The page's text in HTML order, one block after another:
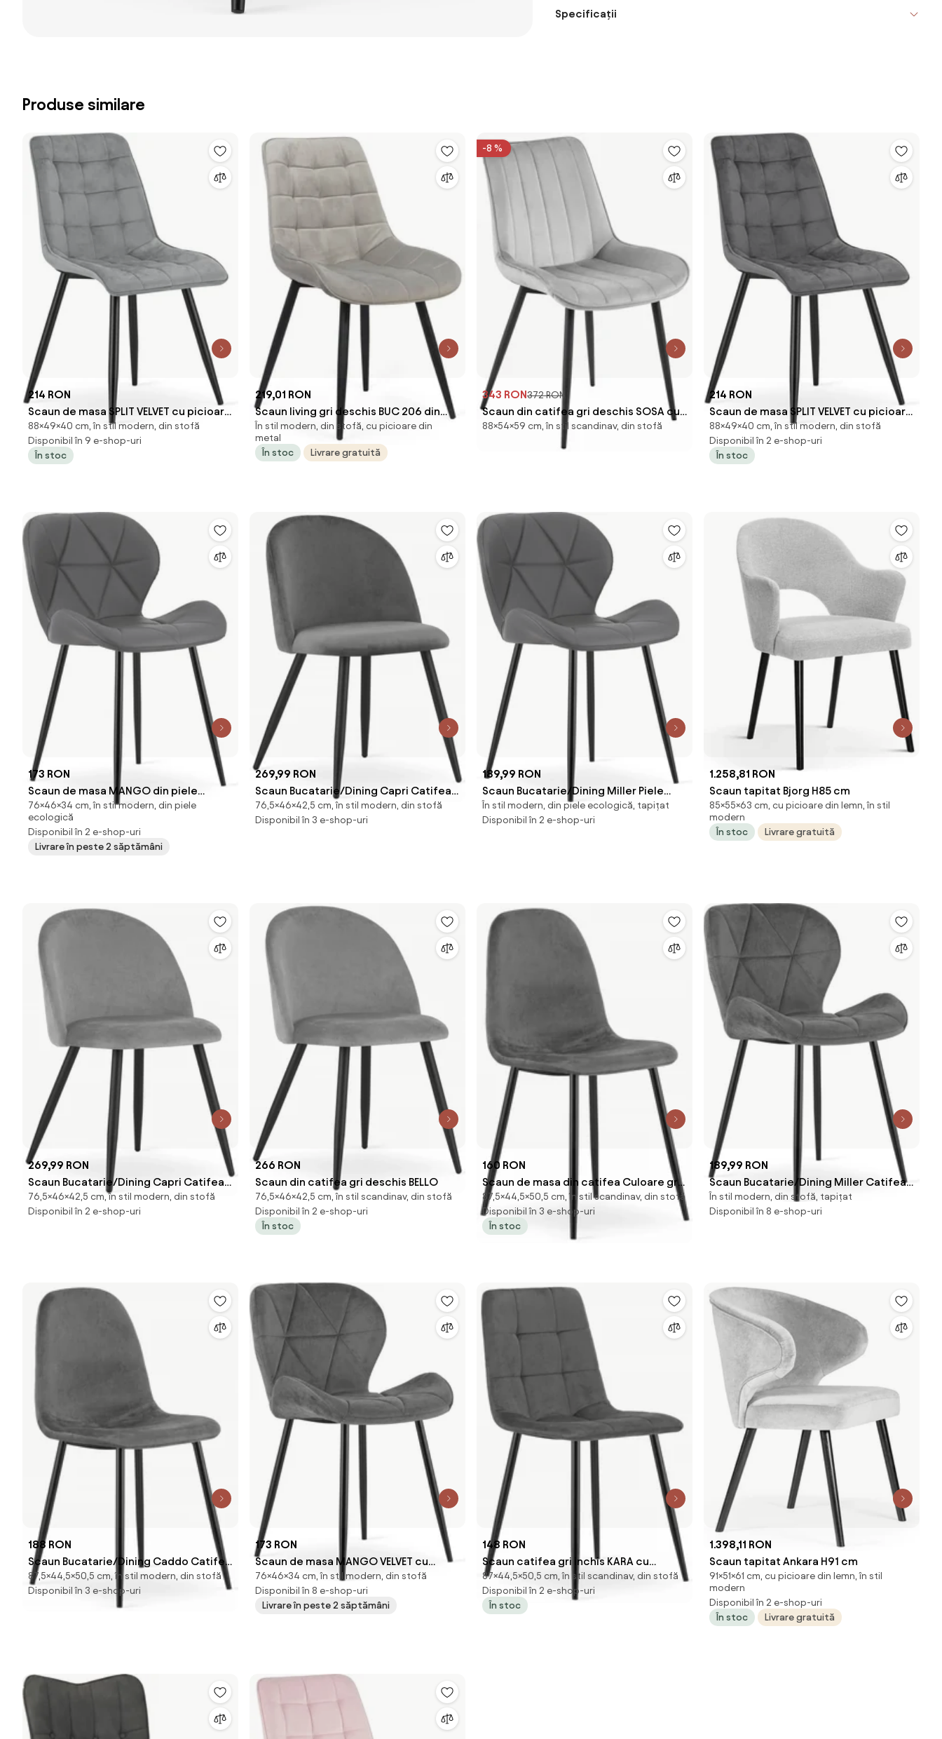
Specificații
Produse similare
214 RON
Scaun de masa SPLIT VELVET cu picioare
negre, gri deschis
88×49×40 cm, în stil modern, din stofă
Disponibil în 9 e-shop-uri
În stoc
219,01 RON
Scaun living gri deschis BUC 206 din
catifea cu cadru metalic rezistent
În stil modern, din stofă, cu picioare din
metal
În stoc
Livrare gratuită
-8 %
343 RON372 RON
Scaun din catifea gri deschis SOSA cu
picioare negre
88×54×59 cm, în stil scandinav, din stofă
214 RON
Scaun de masa SPLIT VELVET cu picioare
negre, gri inchis
88×49×40 cm, în stil modern, din stofă
Disponibil în 2 e-shop-uri
În stoc
173 RON
Scaun de masa MANGO din piele
ecologica cu picioare negre, gri
76×46×34 cm, în stil modern, din piele
ecologică
Disponibil în 2 e-shop-uri
Livrare în peste 2 săptămâni
269,99 RON
Scaun Bucatarie/Dining Capri Catifea
Gri Inchis
76,5×46×42,5 cm, în stil modern, din stofă
Disponibil în 3 e-shop-uri
189,99 RON
Scaun Bucatarie/Dining Miller Piele
Ecologica Gri
În stil modern, din piele ecologică, tapițat
Disponibil în 2 e-shop-uri
1.258,81 RON
Scaun tapitat Bjorg H85 cm
85×55×63 cm, cu picioare din lemn, în stil
modern
În stoc
Livrare gratuită
269,99 RON
Scaun Bucatarie/Dining Capri Catifea
Gri
76,5×46×42,5 cm, în stil modern, din stofă
Disponibil în 2 e-shop-uri
266 RON
Scaun din catifea gri deschis BELLO
76,5×46×42,5 cm, în stil scandinav, din stofă
Disponibil în 2 e-shop-uri
În stoc
160 RON
Scaun de masa din catifea Culoare gri
inchis cu picioare negre, COMO
87,5×44,5×50,5 cm, în stil scandinav, din stofă
Disponibil în 3 e-shop-uri
În stoc
189,99 RON
Scaun Bucatarie/Dining Miller Catifea
Gri
În stil modern, din stofă, tapițat
Disponibil în 8 e-shop-uri
188 RON
Scaun Bucatarie/Dining Caddo Catifea
Gri
87,5×44,5×50,5 cm, în stil modern, din stofă
Disponibil în 3 e-shop-uri
173 RON
Scaun de masa MANGO VELVET cu
picioare negre, gri inchis
76×46×34 cm, în stil modern, din stofă
Disponibil în 8 e-shop-uri
Livrare în peste 2 săptămâni
148 RON
Scaun catifea gri inchis KARA cu
picioare negre
87×44,5×50,5 cm, în stil scandinav, din stofă
Disponibil în 2 e-shop-uri
În stoc
1.398,11 RON
Scaun tapitat Ankara H91 cm
91×51×61 cm, cu picioare din lemn, în stil
modern
Disponibil în 2 e-shop-uri
În stoc
Livrare gratuită